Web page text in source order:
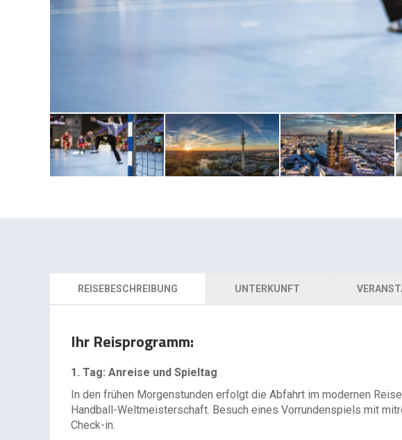
REISEBESCHREIBUNG UNTERKUNFT
Ihr Reisprogramm:
1. Tag: Anreise und Spieltag
In den frühen Morgenstunden erfolgt die Abfahrt im modernen
Handball-Weltmeisterschaft. Besuch eines Vorrundenspiels mit
Check-in.